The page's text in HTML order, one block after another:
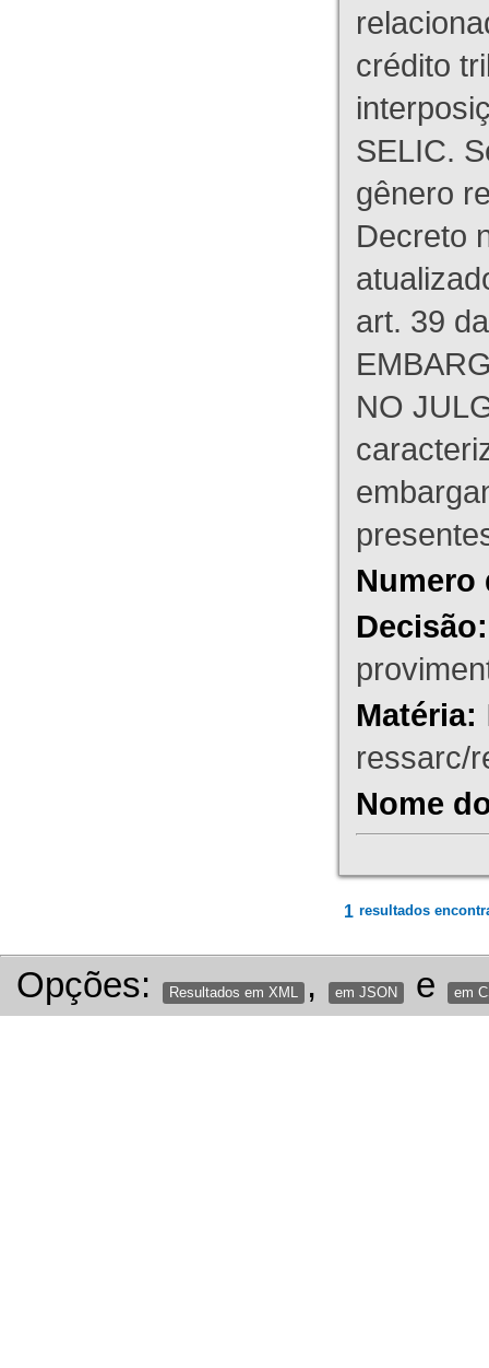
crédito
SELIC.
gênero
Decreto
art. 39
NO
Numero
Decisão:
Matéria:
ressarc/
Nome
1 resultados
Opções: Resultados em XML , em JSON e em